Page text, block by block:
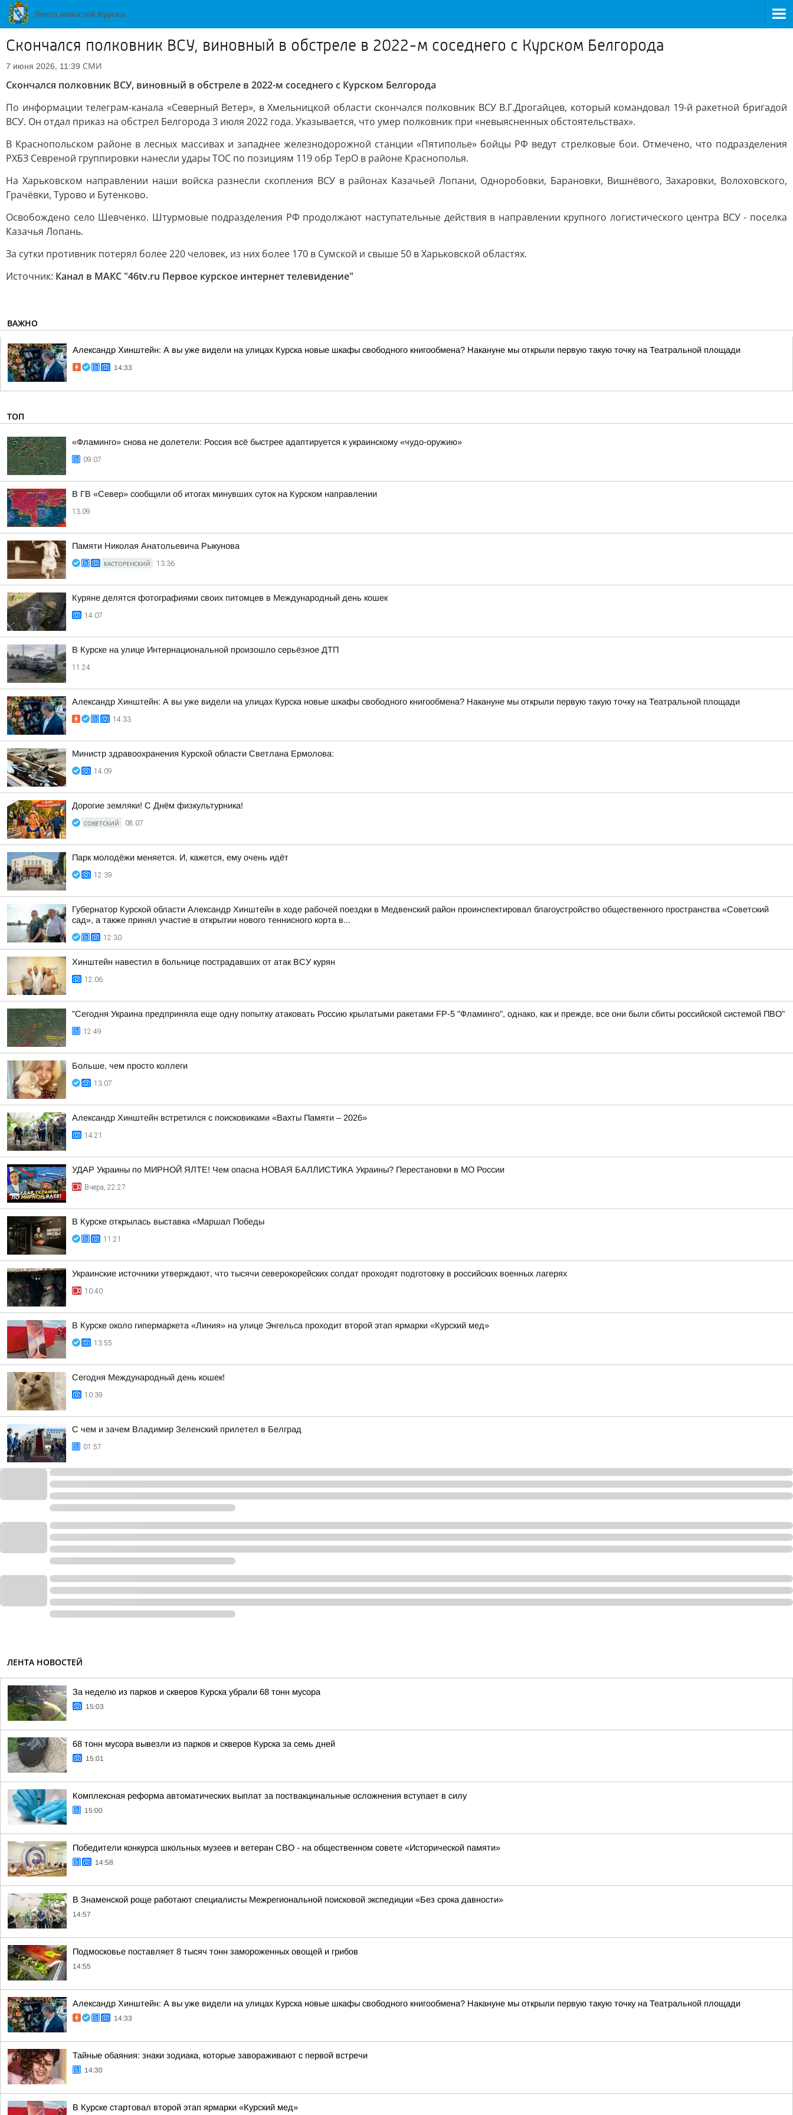
Скончался полковник ВСУ, виновный в обстреле в 2022-м соседнего с Курском Белгорода
7 июня 2026, 11:39 СМИ
Скончался полковник ВСУ, виновный в обстреле в 2022-м соседнего с Курском Белгорода
По информации телеграм-канала «Северный Ветер», в Хмельницкой области скончался полковник ВСУ В.Г.Дрогайцев, который командовал 19-й ракетной бригадой
ВСУ. Он отдал приказ на обстрел Белгорода 3 июля 2022 года. Указывается, что умер полковник при «невыясненных обстоятельствах».
В Краснопольском районе в лесных массивах и западнее железнодорожной станции «Пятиполье» бойцы РФ ведут стрелковые бои. Отмечено, что подразделения
РХБЗ Севреной группировки нанесли удары ТОС по позициям 119 обр ТерО в районе Краснополья.
На Харьковском направлении наши войска разнесли скопления ВСУ в районах Казачьей Лопани, Одноробовки, Барановки, Вишнёвого, Захаровки, Волоховского,
Грачёвки, Турово и Бутенково.
Освобождено село Шевченко. Штурмовые подразделения РФ продолжают наступательные действия в направлении крупного логистического центра ВСУ - поселка
Казачья Лопань.
За сутки противник потерял более 220 человек, из них более 170 в Сумской и свыше 50 в Харьковской областях.
Источник: Канал в МАКС "46tv.ru Первое курское интернет телевидение"
ВАЖНО
Александр Хинштейн: А вы уже видели на улицах Курска новые шкафы свободного книгообмена? Накануне мы открыли первую такую точку на Театральной площади
14:33
ТОП
«Фламинго» снова не долетели: Россия всё быстрее адаптируется к украинскому «чудо-оружию»
09:07
В ГВ «Север» сообщили об итогах минувших суток на Курском направлении
13:09
Памяти Николая Анатольевича Рыкунова
КАСТОРЕНСКИЙ 13:36
Куряне делятся фотографиями своих питомцев в Международный день кошек
14:07
В Курске на улице Интернациональной произошло серьёзное ДТП
11:24
Александр Хинштейн: А вы уже видели на улицах Курска новые шкафы свободного книгообмена? Накануне мы открыли первую такую точку на Театральной площади
14:33
Министр здравоохранения Курской области Светлана Ермолова:
14:09
Дорогие земляки! С Днём физкультурника!
СОВЕТСКИЙ 08:07
Парк молодёжи меняется. И, кажется, ему очень идёт
12:39
Губернатор Курской области Александр Хинштейн в ходе рабочей поездки в Медвенский район проинспектировал благоустройство общественного пространства «Советский
сад», а также принял участие в открытии нового теннисного корта в...
12:30
Хинштейн навестил в больнице пострадавших от атак ВСУ курян
12:06
"Сегодня Украина предприняла еще одну попытку атаковать Россию крылатыми ракетами FP-5 "Фламинго", однако, как и прежде, все они были сбиты российской системой ПВО"
12:49
Больше, чем просто коллеги
13:07
Александр Хинштейн встретился с поисковиками «Вахты Памяти – 2026»
14:21
УДАР Украины по МИРНОЙ ЯЛТЕ! Чем опасна НОВАЯ БАЛЛИСТИКА Украины? Перестановки в МО России
Вчера, 22:27
В Курске открылась выставка «Маршал Победы
11:21
Украинские источники утверждают, что тысячи северокорейских солдат проходят подготовку в российских военных лагерях
10:40
В Курске около гипермаркета «Линия» на улице Энгельса проходит второй этап ярмарки «Курский мед»
13:55
Сегодня Международный день кошек!
10:39
С чем и зачем Владимир Зеленский прилетел в Белград
01:57
ЛЕНТА НОВОСТЕЙ
За неделю из парков и скверов Курска убрали 68 тонн мусора
15:03
68 тонн мусора вывезли из парков и скверов Курска за семь дней
15:01
Комплексная реформа автоматических выплат за поствакцинальные осложнения вступает в силу
15:00
Победители конкурса школьных музеев и ветеран СВО - на общественном совете «Исторической памяти»
14:58
В Знаменской роще работают специалисты Межрегиональной поисковой экспедиции «Без срока давности»
14:57
Подмосковье поставляет 8 тысяч тонн замороженных овощей и грибов
14:55
Александр Хинштейн: А вы уже видели на улицах Курска новые шкафы свободного книгообмена? Накануне мы открыли первую такую точку на Театральной площади
14:33
Тайные обаяния: знаки зодиака, которые завораживают с первой встречи
14:30
В Курске стартовал второй этап ярмарки «Курский мед»